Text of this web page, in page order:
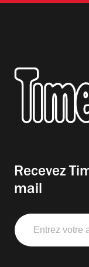
Recevez
mail
Entrez
votre
adresse